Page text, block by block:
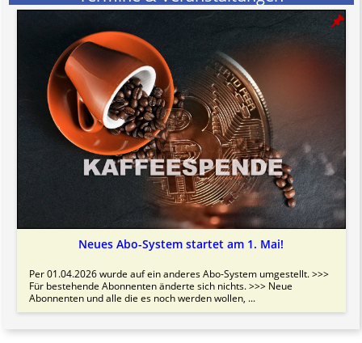
Neues Abo-System startet am 1. Mai!
Per 01.04.2026 wurde auf ein anderes Abo-System umgestellt. >>>
Für bestehende Abonnenten änderte sich nichts. >>> Neue
Abonnenten und alle die es noch werden wollen, ...